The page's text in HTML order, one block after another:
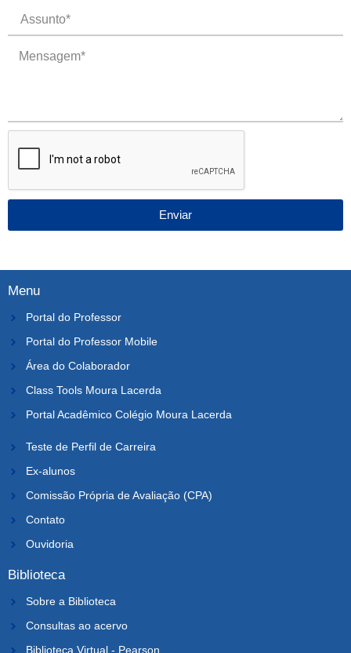
Enviar
Menu
Portal do Professor
Portal do Professor Mobile
Área do Colaborador
Class Tools Moura Lacerda
Portal Acadêmico Colégio Moura Lacerda
Teste de Perfil de Carreira
Ex-alunos
Comissão Própria de Avaliação (CPA)
Contato
Ouvidoria
Biblioteca
Sobre a Biblioteca
Consultas ao acervo
Biblioteca Virtual - Pearson